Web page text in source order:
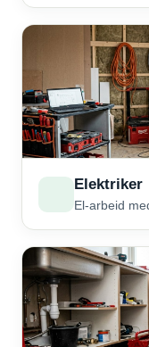
Elektriker
El-arbeid